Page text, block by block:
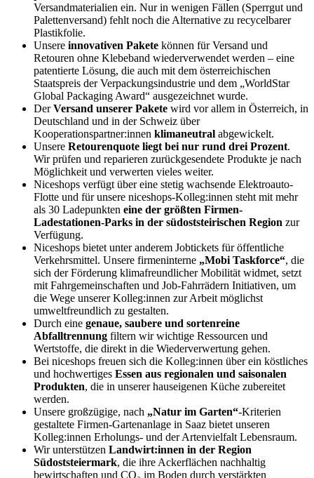
Versandmaterialien ein. Nur in wenigen Fällen (Sperrgut und
Palettenversand) fehlt noch die Alternative zu recycelbarer
Plastikfolie.
Unsere innovativen Pakete können für Versand und
Retouren ohne Klebeband wiederverwendet werden – eine
patentierte Lösung, die auch mit dem österreichischen
Staatspreis der Verpackungsindustrie und dem „WorldStar
Global Packaging Award“ ausgezeichnet wurde.
DerVersand unserer Pakete wird vor allem in Österreich, in
Deutschland und in der Schweiz über
Kooperationspartner:innen klimaneutral abgewickelt.
Unsere Retourenquote liegt bei nur rund drei Prozent.
Wir prüfen und reparieren zurückgesendete Produkte je nach
Möglichkeit und verwerten vieles weiter.
Niceshops verfügt über eine stetig wachsende Elektroauto-
Flotte und für unsere niceshops-Kolleg:innen steht mit mehr
als 30 Ladepunkten eine der größten Firmen-
Ladestationen-Parks in der südoststeirischen Region zur
Verfügung.
Niceshops bietet unter anderem Jobtickets für öffentliche
Verkehrsmittel. Unsere firmeninterne „Mobi Taskforce“, die
sich der Förderung klimafreundlicher Mobilität widmet, setzt
mit Fahrgemeinschaften und Job-Fahrrädern Initiativen, um
die Wege unserer Kolleg:innen zur Arbeit möglichst
umweltfreundlich zu gestalten.
Durch eine genaue, saubere und sortenreine
Abfalltrennung filtern wir wichtige Ressourcen und
Wertstoffe, die direkt in die Wiederverwertung gehen.
Bei niceshops freuen sich die Kolleg:innen über ein köstliches
und hochwertiges Essen aus regionalen und saisonalen
Produkten, die in unserer hauseigenen Küche zubereitet
werden.
Unsere großzügige, nach „Natur im Garten“-Kriterien
gestaltete Firmen-Gartenanlage in Saaz bietet unseren
Kolleg:innen Erholungs- und der Artenvielfalt Lebensraum.
Wir unterstützen Landwirt:innen in der Region
Südoststeiermark, die ihre Ackerflächen nachhaltig
bewirtschaften und CO₂ im Boden durch verstärkten